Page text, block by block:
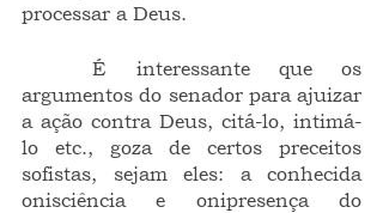
processar a Deus.
	É interessante que os
argumentos do senador para ajuizar
a ação contra Deus, citá-lo, intimá-
lo etc., goza de certos preceitos
sofistas, sejam eles: a conhecida
onisciência e onipresença do